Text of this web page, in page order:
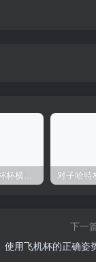
深田咏美4款杯杯横向对比评测
下一
使用飞机杯的正确姿